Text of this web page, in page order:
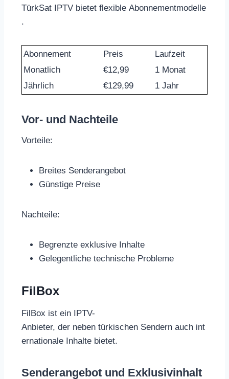
TürkSat IPTV bietet flexible Abonnementmodelle
.
Abonnement Preis
Laufzeit
Monatlich
€12,99
1 Monat
Jährlich
€129,99 1 Jahr
Vor- und Nachteile
Vorteile:
Breites Senderangebot
Günstige Preise
Nachteile:
Begrenzte exklusive Inhalte
Gelegentliche technische Probleme
FilBox
FilBox ist ein IPTV-
Anbieter, der neben türkischen Sendern auch int
ernationale Inhalte bietet.
Senderangebot und Exklusivinhalt